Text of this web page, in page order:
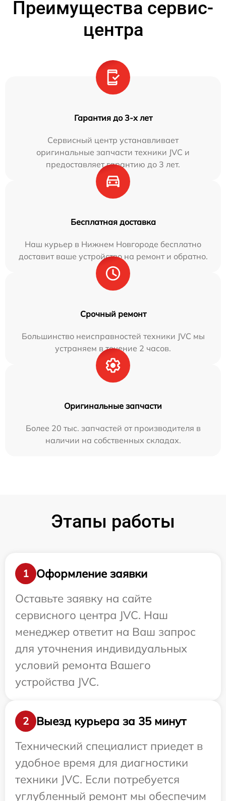
Преимущества сервис-
центра
Гарантия до 3-х лет
Сервисный центр устанавливает
оригинальные запчасти техники JVC и
предоставляет гарантию до 3 лет.
Бесплатная доставка
Наш курьер в Нижнем Новгороде бесплатно
доставит ваше устройство на ремонт и обратно.
Срочный ремонт
Большинство неисправностей техники JVC мы
устраняем в течение 2 часов.
Оригинальные запчасти
Более 20 тыс. запчастей от производителя в
наличии на собственных складах.
Этапы работы
1
Оформление заявки
Оставьте заявку на сайте
сервисного центра JVC. Наш
менеджер ответит на Ваш запрос
для уточнения индивидуальных
условий ремонта Вашего
устройства JVC.
2
Выезд курьера за 35 минут
Технический специалист приедет в
удобное время для диагностики
техники JVC. Если потребуется
углубленный ремонт мы обеспечим